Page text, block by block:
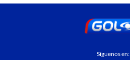
Síguenos en: